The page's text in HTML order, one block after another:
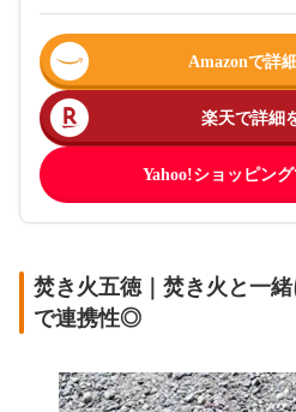
Amazonで詳
楽天で詳細
Yahoo!ショッピン
焚き火五徳｜焚き火と一
で連携性◎